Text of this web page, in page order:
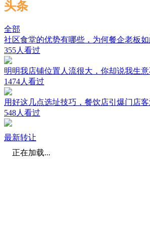
头条
全部
社区食堂的优势有哪些，为何餐企老板如
355人看过
明明我店铺位置人流很大，你却说我生
1474人看过
用好这几点选址技巧，餐饮店引爆门店客
548人看过
最新转让
正在加载...